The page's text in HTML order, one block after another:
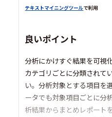
テキストマイニングツールで利用
良いポイント
分析にかけすぐ結果を可視
カテゴリごとに分類されて
い。分析対象とする項目を
ータでも対象項目ごとに分
析結果からまとめレポート